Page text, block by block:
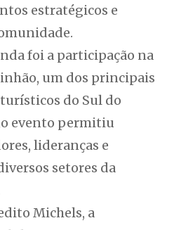
estratégicos e
foi a participação na
um dos principais
do Sul do
evento permitiu
lideranças e
setores da
Michels, a